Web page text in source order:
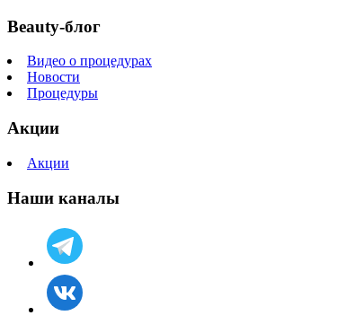
Beauty-блог
Видео о процедурах
Новости
Процедуры
Акции
Акции
Наши каналы